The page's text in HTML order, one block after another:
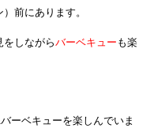
前にあります。
をしながらバーベキュー も楽
ーベキューを楽しんでいま